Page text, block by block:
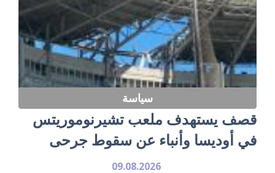
سياسة
قصف يستهدف ملعب تشيرنوموريتس
في أوديسا وأنباء عن سقوط جرحى
09.08.2026